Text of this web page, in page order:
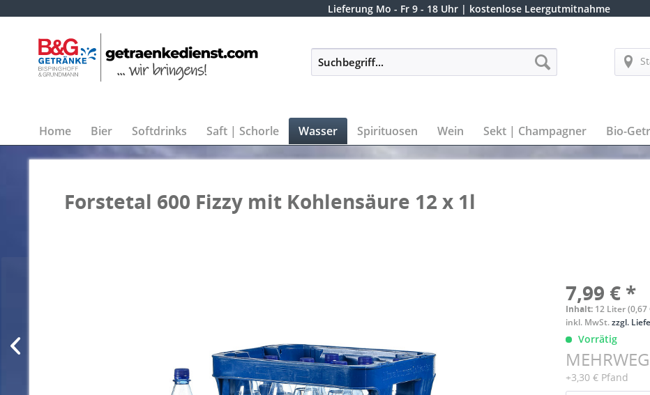
Lieferung Mo - Fr 9 - 18 Uhr | kostenlose Leergutmitnahme
Home Bier Softdrinks Saft | Schorle Wasser Spirituosen Wein Sekt | Champagner Bio-
Forstetal 600 Fizzy mit Kohlensäure 12 x 1l
7,99 € *
Inhalt: 12 Liter
inkl. MwSt.zzgl.
Vorrätig
MEHRWEG
+3,30 € Pfand